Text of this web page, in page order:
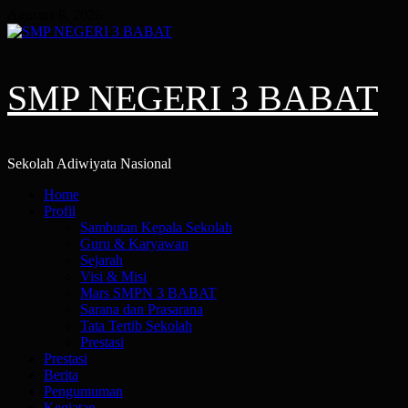
to
SMP NEGERI 3 BABAT
Sekolah Adiwiyata Nasional
PrimaryHome
Profil
Sambutan Kepala Sekolah
Guru & Karyawan
Sejarah
Visi & Misi
Mars SMPN 3 BABAT
Sarana dan Prasarana
Tata Tertib Sekolah
Prestasi
Prestasi
Berita
Pengumuman